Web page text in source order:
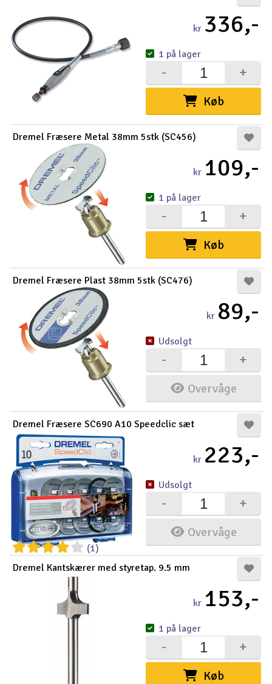
kr 336,-
Køb
+
-
1 på lager
Dremel Fræsere Metal 38mm 5stk (SC456)
kr 109,-
Køb
+
-
1 på lager
Dremel Fræsere Plast 38mm 5stk (SC476)
kr 89,-
Overvåge
+
-
Udsolgt
Dremel Fræsere SC690 A10 Speedclic sæt
(1)
kr 223,-
Overvåge
+
-
Udsolgt
Dremel Kantskærer med styretap. 9.5 mm
kr 153,-
Køb
+
-
1 på lager